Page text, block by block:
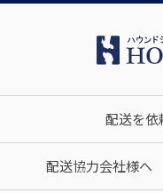
配送を依
配送協力会社様へ